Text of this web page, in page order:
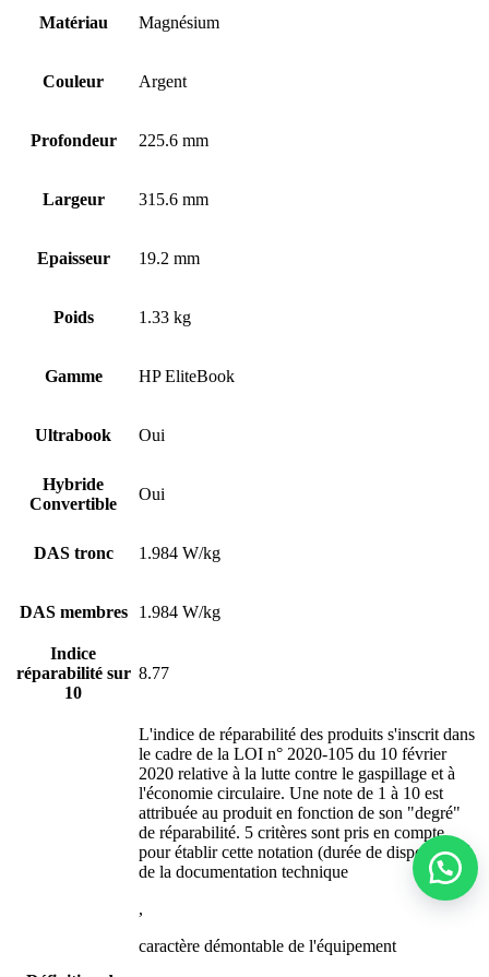
Matériau Magnésium
Couleur Argent
Profondeur 225.6 mm
Largeur 315.6 mm
Epaisseur 19.2 mm
Poids 1.33 kg
Gamme HP EliteBook
Ultrabook Oui
Hybride
Convertible
Oui
DAS tronc 1.984 W/kg
DAS membres 1.984 W/kg
Indice
réparabilité sur
10
8.77
L'indice de réparabilité des produits s'inscrit dans
le cadre de la LOI n° 2020-105 du 10 février
2020 relative à la lutte contre le gaspillage et à
l'économie circulaire. Une note de 1 à 10 est
attribuée au produit en fonction de son "degré"
de réparabilité. 5 critères sont pris en compte
pour établir cette notation (durée de disponibilité
de la documentation technique
,
caractère démontable de l'équipement